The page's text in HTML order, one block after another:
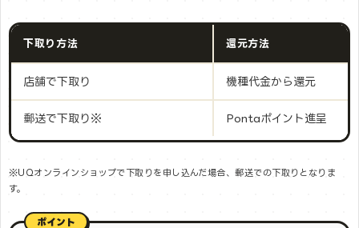
下取り方法 還元方法
店舗で下取り 機種代金から還元
郵送で下取り※ Pontaポイント進呈
※UQオンラインショップで下取りを申し込んだ場合、郵送での下取りとなりま
す。